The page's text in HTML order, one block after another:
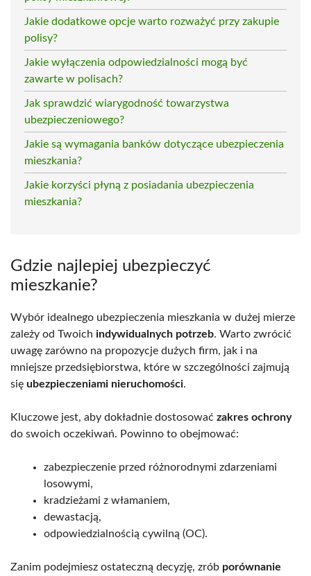
Jakie dodatkowe opcje warto rozważyć przy zakupie
polisy?
Jakie wyłączenia odpowiedzialności mogą być
zawarte w polisach?
Jak sprawdzić wiarygodność towarzystwa
ubezpieczeniowego?
Jakie są wymagania banków dotyczące ubezpieczenia
mieszkania?
Jakie korzyści płyną z posiadania ubezpieczenia
mieszkania?
Gdzie najlepiej ubezpieczyć
mieszkanie?
Wybór idealnego ubezpieczenia mieszkania w dużej mierze
zależy od Twoich indywidualnych potrzeb. Warto zwrócić
uwagę zarówno na propozycje dużych firm, jak i na
mniejsze przedsiębiorstwa, które w szczególności zajmują
się ubezpieczeniami nieruchomości.
Kluczowe jest, aby dokładnie dostosować zakres ochrony
do swoich oczekiwań. Powinno to obejmować:
zabezpieczenie przed różnorodnymi zdarzeniami
losowymi,
kradzieżami z włamaniem,
dewastacją,
odpowiedzialnością cywilną (OC).
Zanim podejmiesz ostateczną decyzję, zrób porównanie